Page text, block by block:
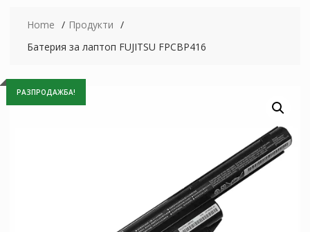
Home
Продукти
Батерия за лаптоп FUJITSU FPCBP416
РАЗПРОДАЖБА!